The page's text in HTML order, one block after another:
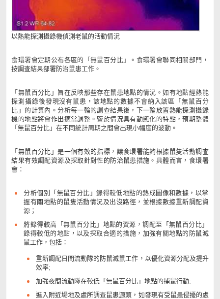
以熱能探測攝錄機偵測老鼠的活動情況
食環署會定期公布各區的「無鼠百分比」。食環署會聯同相關部門，
按調查結果部署防治鼠患工作。
「無鼠百分比」旨在反映那些存在鼠患地點的情況。如有地點經熱能
探測攝錄後發現沒有鼠患，該地點的數據不會納入該區「無鼠百分
比」的計算內。分析每一輪的調查結果後，下一輪放置熱能探測攝錄
機的地點將會作出適當調整。鑒於情況具有動態化的特點，預期整體
「無鼠百分比」在不同統計周期之間會出現小幅度的波動。
「無鼠百分比」是一個有效的指標，讓食環署能夠根據鼠隻活動調查
結果有效調配資源及採取針對性的防治鼠患措施。具體而言，食環署
會：
分析個別「無鼠百分比」錄得較低地點的熱成圖像和數據，以掌
握有關地點的鼠隻活動情況及出沒路徑，並根據數據重新調配資
源；
將錄得較高「無鼠百分比」地點的資源，調配至「無鼠百分比」
錄得較低的地點，以及採取合適的措施，加強有關地點的防鼠滅
鼠工作，包括：
重新調配日間流動隊的防鼠滅鼠工作，以優化資源分配及提升
效率;
加強夜間流動隊在較低「無鼠百分比」地點的捕鼠行動;
進入附近場地及處所調查鼠患源頭，如發現有受鼠患侵擾的處